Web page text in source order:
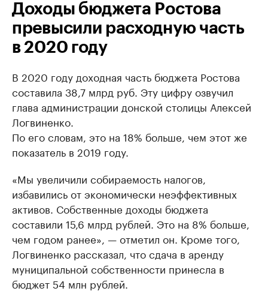
Доходы бюджета Ростова
превысили расходную часть
в 2020 году
В 2020 году доходная часть бюджета Ростова
составила 38,7 млрд руб. Эту цифру озвучил
глава администрации донской столицы Алексей
Логвиненко.
По его словам, это на 18% больше, чем этот же
показатель в 2019 году.
«Мы увеличили собираемость налогов,
избавились от экономически неэффективных
активов. Собственные доходы бюджета
составили 15,6 млрд рублей. Это на 8% больше,
чем годом ранее», — отметил он. Кроме того,
Логвиненко рассказал, что сдача в аренду
муниципальной собственности принесла в
бюджет 54 млн рублей.